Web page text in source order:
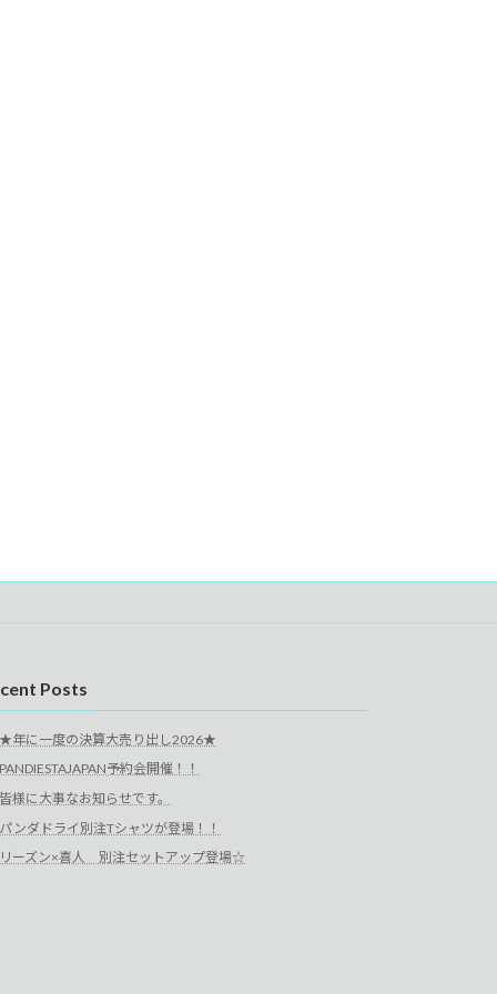
Posts
★年に一度の決算大売り出し2026★
PANDIESTAJAPAN予約会開催！！
皆様に大事なお知らせです。
パンダドライ別注Tシャツが登場！！
リーズン×喜人 別注セットアップ登場☆